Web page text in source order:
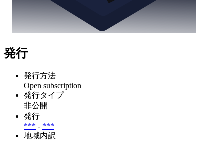
発行
発行方法
Open subscription
発行タイプ
非公開
発行
*** - ***
地域内訳